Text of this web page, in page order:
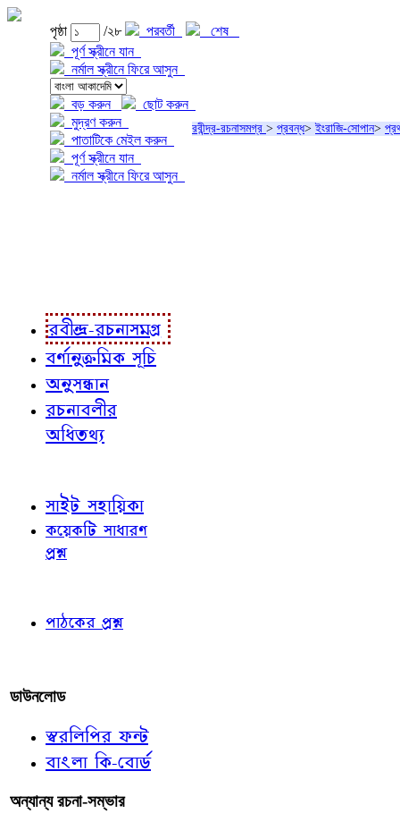
পৃষ্ঠা /২৮ পরবর্তী
শেষ
পূর্ণ স্ক্রীনে যান
নর্মাল স্ক্রীনে ফিরে আসুন
বড় করুন
ছোট করুন
মুদ্রণ করুন
পাতাটিকে মেইল করুন
পূর্ণ স্ক্রীনে যান
নর্মাল স্ক্রীনে ফিরে আসুন
রবীন্দ্র-রচনাসমগ্র > প্রবন্ধ> ইংরাজি-সোপান>
রবীন্দ্র-রচনাসমগ্র
বর্ণানুক্রমিক সূচি
অনুসন্ধান
রচনাবলীর
অধিতথ্য
সাইট সহায়িকা
কয়েকটি সাধারণ
প্রশ্ন
পাঠকের প্রশ্ন
ডাউনলোড
স্বরলিপির ফন্ট
বাংলা কি-বোর্ড
অন্যান্য রচনা-সম্ভার